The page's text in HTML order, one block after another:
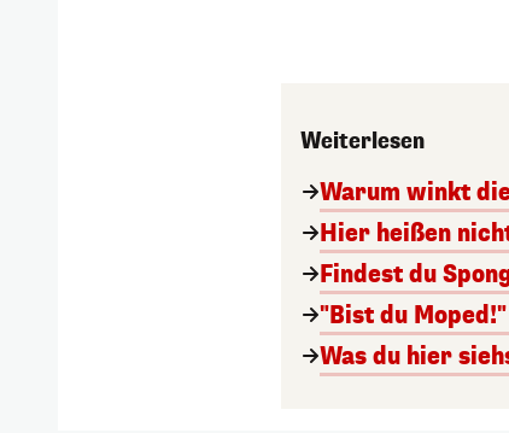
Weiterlesen
Warum winkt
Hier heißen
Findest du
"Bist du
Was du hier